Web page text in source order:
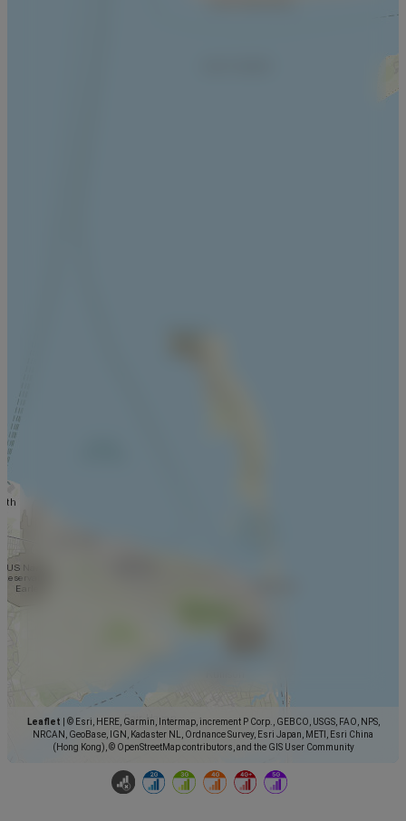
Leaflet
© Esri, HERE, Garmin, Intermap, increment P Corp., GEBCO, USGS, FAO, NPS,
NRCAN, GeoBase, IGN, Kadaster NL, Ordnance Survey, Esri Japan, METI, Esri China
(Hong Kong), © OpenStreetMap contributors, and the GIS User Community